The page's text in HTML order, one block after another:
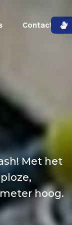
Contact
Met het
hoog.